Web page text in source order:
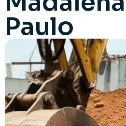
Paulo